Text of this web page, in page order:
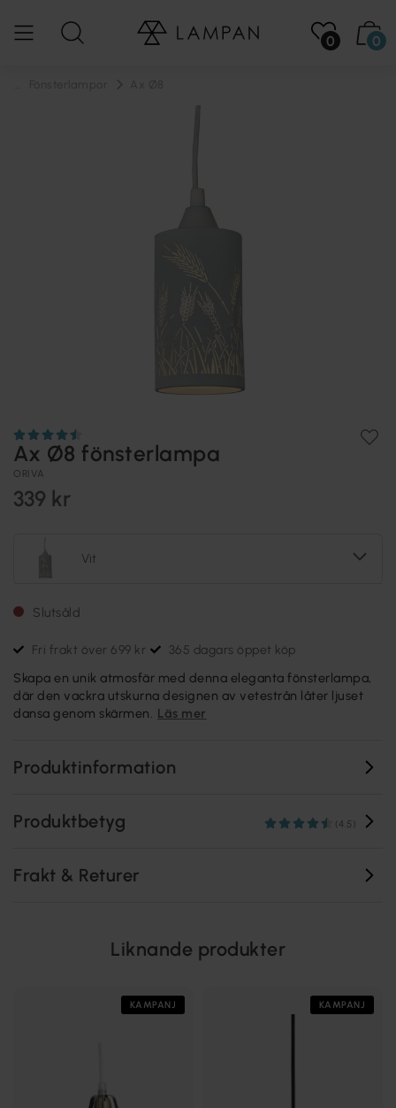
0 0
Ax Ø8 fönsterlampa
ORIVA
339 kr
Vit
Slutsåld
Fri frakt över 699 kr 365 dagars öppet köp
Skapa en unik atmosfär med denna eleganta fönsterlampa,
där den vackra utskurna designen av vetestrån låter ljuset
dansa genom skärmen. Läs mer
Produktinformation
Produktbetyg (4.5)
Frakt & Returer
Liknande produkter
KAMPANJ KAMPANJ